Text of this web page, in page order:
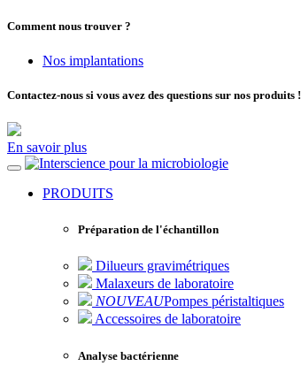
Comment nous trouver ?
Nos implantations
Contactez-nous si vous avez des questions sur nos produits !
En savoir plus
pour la microbiologie
PRODUITS
Préparation de l'échantillon
Dilueurs gravimétriques
Malaxeurs de laboratoire
NOUVEAUPompes péristaltiques
Accessoires de laboratoire
Analyse bactérienne